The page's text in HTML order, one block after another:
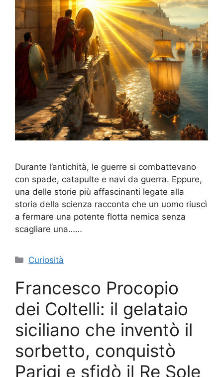
Durante l’antichità, le guerre si combattevano
con spade, catapulte e navi da guerra. Eppure,
una delle storie più affascinanti legate alla
storia della scienza racconta che un uomo riuscì
a fermare una potente flotta nemica senza
scagliare una……
Categorie
Curiosità
Francesco Procopio
dei Coltelli: il gelataio
siciliano che inventò il
sorbetto, conquistò
Parigi e sfidò il Re Sole